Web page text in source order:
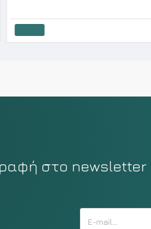
στο newsletter